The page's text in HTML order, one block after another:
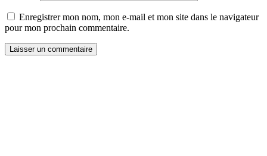
Enregistrer mon nom, mon e-mail et mon site dans le navigateur
pour mon prochain commentaire.